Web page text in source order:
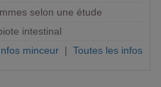
selon une étude
intestinal
minceur | Toutes les infos